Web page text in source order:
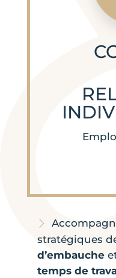
stratégiques
d’embauche
temps de